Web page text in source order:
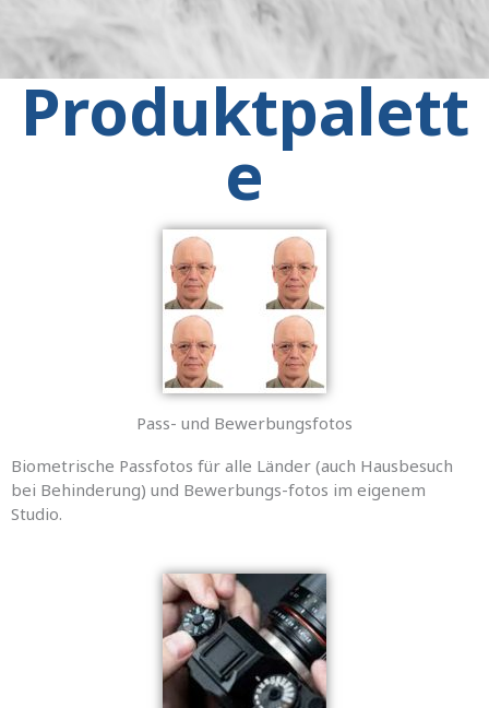
Produktpalett
e
Pass- und Bewerbungsfotos
Biometrische Passfotos für alle Länder (auch Hausbesuch
bei Behinderung) und Bewerbungs-fotos im eigenem
Studio.